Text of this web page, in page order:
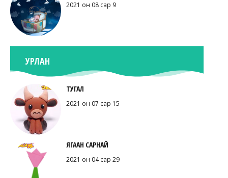
2021 он 08 сар 9
УРЛАН
ТУГАЛ
2021 он 07 сар 15
ЯГААН САРНАЙ
2021 он 04 сар 29